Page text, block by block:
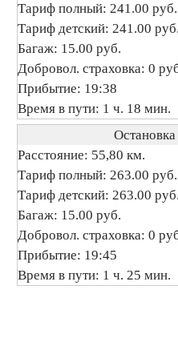
Тариф полный: 241.00 руб.
Тариф детский: 241.00 руб.
Багаж: 15.00 руб.
Добровол. страховка: 0
Прибытие: 19:38
Время в пути: 1 ч. 18 мин.
Остановка
Расстояние: 55,80 км.
Тариф полный: 263.00 руб.
Тариф детский: 263.00 руб.
Багаж: 15.00 руб.
Добровол. страховка: 0
Прибытие: 19:45
Время в пути: 1 ч. 25 мин.